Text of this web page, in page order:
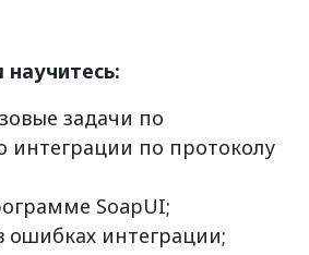
научитесь:
задачи по
интеграции по протоколу
SoapUI;
ошибках интеграции;